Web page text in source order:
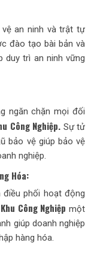
an ninh và trật tự
đào tạo bài bản và
duy trì an ninh vững
ngăn chặn mọi đối
Công Nghiệp. Sự tử
bảo vệ giúp bảo vệ
nghiệp.
Hóa:
phối hoạt động
Khu Công Nghiệp một
giúp doanh nghiệp
hàng hóa.